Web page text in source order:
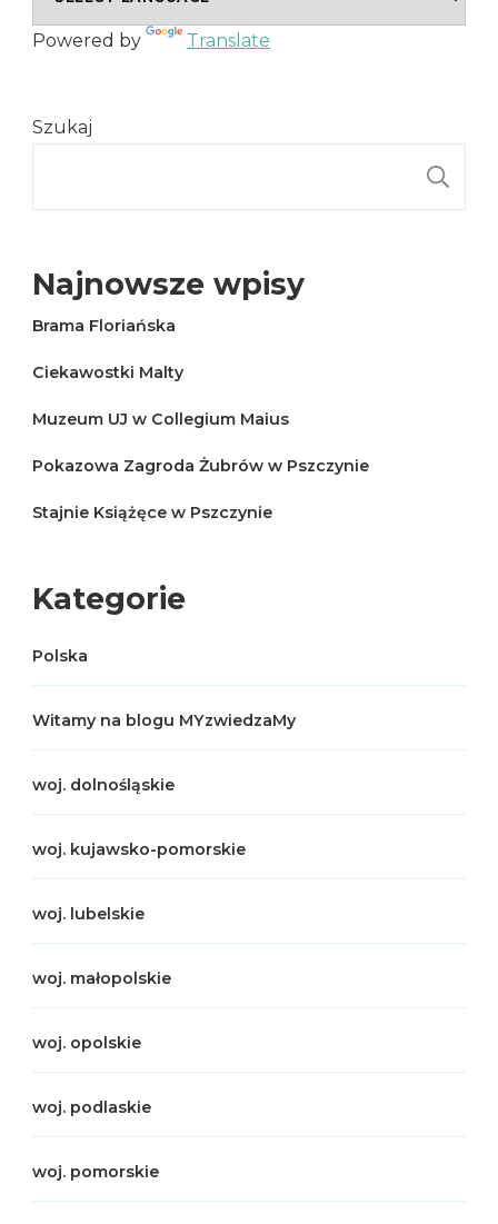
Powered by Translate
Szukaj
Najnowsze wpisy
Brama Floriańska
Ciekawostki Malty
Muzeum UJ w Collegium Maius
Pokazowa Zagroda Żubrów w Pszczynie
Stajnie Książęce w Pszczynie
Kategorie
Polska
Witamy na blogu MYzwiedzaMy
woj. dolnośląskie
woj. kujawsko-pomorskie
woj. lubelskie
woj. małopolskie
woj. opolskie
woj. podlaskie
woj. pomorskie